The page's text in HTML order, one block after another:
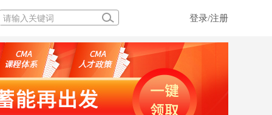
登录/注册